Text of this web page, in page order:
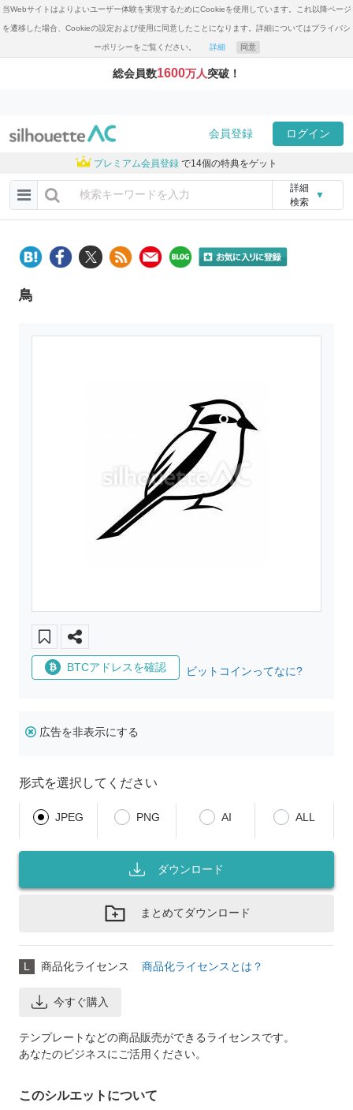
当Webサイトはよりよいユーザー体験を実現するためにCookieを使用しています。これ以降ページ
を遷移した場合、Cookieの設定および使用に同意したことになります。詳細についてはプライバシ
ーポリシーをご覧ください。 詳細 同意
総会員数1600万人突破！
会員登録 ログイン
プレミアム会員登録 で14個の特典をゲット
詳細
検索
▼
鳥
BTCアドレスを確認 ビットコインってなに?
広告を非表示にする
形式を選択してください
JPEG PNG AI ALL
ダウンロード
まとめてダウンロード
L 商品化ライセンス 商品化ライセンスとは？
今すぐ購入
テンプレートなどの商品販売ができるライセンスです。
あなたのビジネスにご活用ください。
このシルエットについて